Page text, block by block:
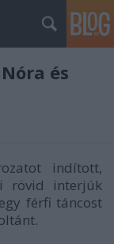
és
indított,
rövid interjúk
férfi táncost